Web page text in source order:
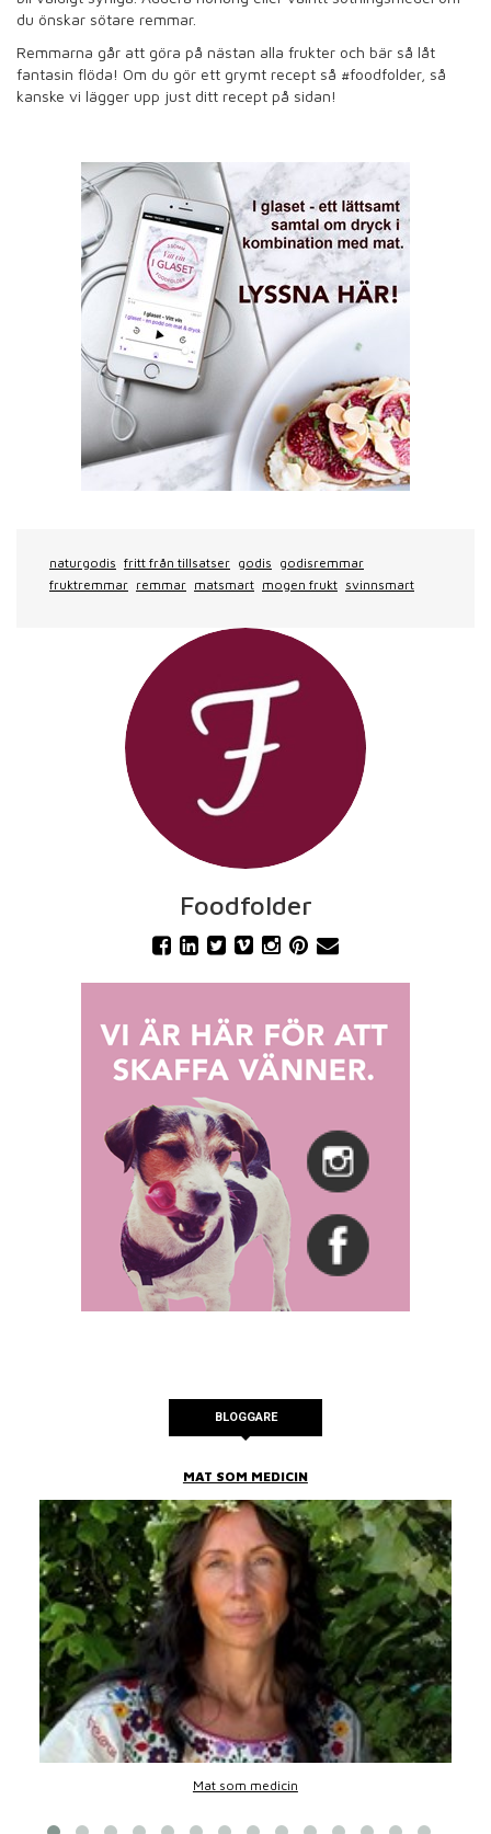
du önskar sötare remmar.
Remmarna går att göra på nästan alla frukter och bär så låt
fantasin flöda! Om du gör ett grymt recept så #foodfolder, så
kanske vi lägger upp just ditt recept på sidan!
naturgodis fritt från tillsatser godis godisremmar
fruktremmar remmar matsmart mogen frukt svinnsmart
Foodfolder
BLOGGARE
MAT SOM MEDICIN
Mat som medicin